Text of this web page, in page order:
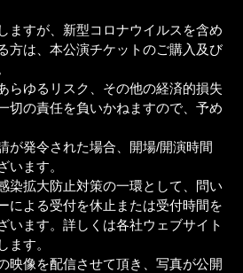
ますが、新型コロナウイルスを含め
方は、本公演チケットのご購入及び
らゆるリスク、その他の経済的損失
切の責任を負いかねますので、予め
が発令された場合、開場/開演時間
います。
染拡大防止対策の一環として、問い
による受付を休止または受付時間を
います。詳しくは各社ウェブサイト
ます。
映像を配信させて頂き、写真が公開